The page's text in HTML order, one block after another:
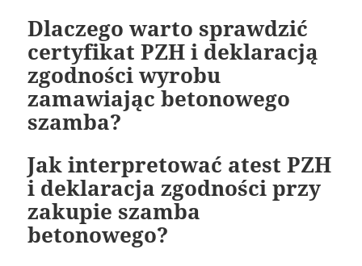
Dlaczego warto sprawdzić
certyfikat PZH i deklaracją
zgodności wyrobu
zamawiając betonowego
szamba?
Jak interpretować atest PZH
i deklaracja zgodności przy
zakupie szamba
betonowego?